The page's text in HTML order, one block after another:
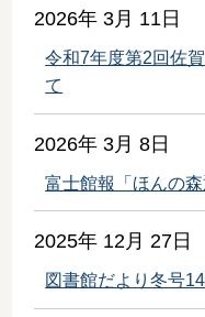
2026年 3月 11日
令和7年度第2回佐
て
2026年 3月 8日
富士館報「ほんの
2025年 12月 27日
図書館だより冬号